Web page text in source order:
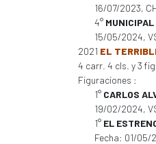
16/07/2023,
4°
15/05/2024,
2021 EL
4 carr. 4 cls. y 3
Figuraciones :
1° CARLOS
19/02/2024,
1° EL
Fecha: 01/05/